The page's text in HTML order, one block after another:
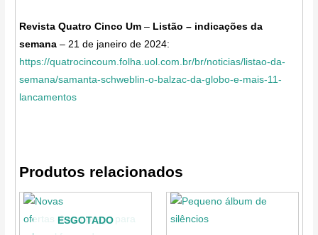
Revista Quatro Cinco Um – Listão – indicações da
semana – 21 de janeiro de 2024:
https://quatrocincoum.folha.uol.com.br/br/noticias/listao-da-
semana/samanta-schweblin-o-balzac-da-globo-e-mais-11-
lancamentos
Produtos relacionados
ESGOTADO